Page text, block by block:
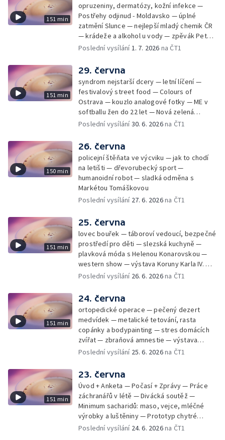
151 min
opruzeniny, dermatózy, kožní infekce —
Postřehy odjinud - Moldavsko — úplné
zatmění Slunce — nejlepší mladý chemik ČR
— krádeže a alkohol u vody — zpěvák Peter
Cmorik
Poslední vysílání1. 7. 2026 na ČT1
151 min
29. června
syndrom nejstarší dcery — letní líčení —
festivalový street food — Colours of
Ostrava — kouzlo analogové fotky — ME v
softballu žen do 22 let — Nová zelená
úsporám — Global Teacher Prize Czech
Poslední vysílání30. 6. 2026na ČT1
150 min
26. června
policejní štěňata ve výcviku — jak to chodí
na letišti — dřevorubecký sport —
humanoidní robot — sladká odměna s
Markétou Tomáškovou
Poslední vysílání 27. 6. 2026na ČT1
151 min
25. června
lovec bouřek — táboroví vedoucí, bezpečné
prostředí pro děti — slezská kuchyně —
plavková móda s Helenou Konarovskou —
western show — výstava Koruny Karla IV. —
mladý lezecký fenomén Josef Šindel
Poslední vysílání 26. 6. 2026na ČT1
151 min
24. června
ortopedické operace — pečený dezert
medvídek — metalické tetování, rasta
copánky a bodypainting — stres domácích
zvířat — zbraňová amnestie — výstava
mikrofotografií rostlin — fenomenální
Poslední vysílání 25. 6. 2026na ČT1
151 min
23. června
Úvod + Anketa — Počasí + Zprávy — Práce
záchranářů v létě — Divácká soutěž —
Minimum sacharidů: maso, vejce, mléčné
výrobky a luštěniny — Prototyp chytré
vložky do bot pro běžce — Anketa +
Poslední vysílání 24. 6. 2026na ČT1